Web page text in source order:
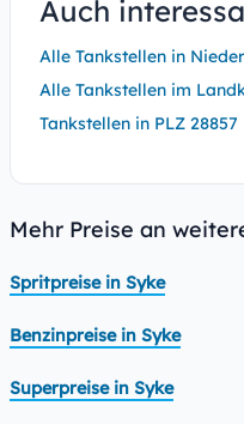
Auch
Alle Tankstellen in
Alle Tankstellen im
Tankstellen in PLZ 28857
Mehr Preise an
Spritpreise in Syke
Benzinpreise in Syke
Superpreise in Syke